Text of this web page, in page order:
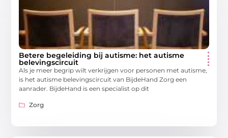
Betere begeleiding bij autisme: het autisme
belevingscircuit
Als je meer begrip wilt verkrijgen voor personen met autisme,
is het autisme belevingscircuit van BijdeHand Zorg een
aanrader. BijdeHand is een specialist op dit
Zorg